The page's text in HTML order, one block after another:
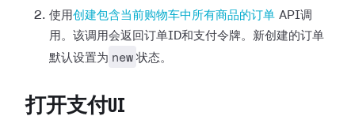
使用创建包含当前购物车中所有商品的订单 API调
用。该调用会返回订单ID和支付令牌。新创建的订单
默认设置为 new 状态。
打开支付UI